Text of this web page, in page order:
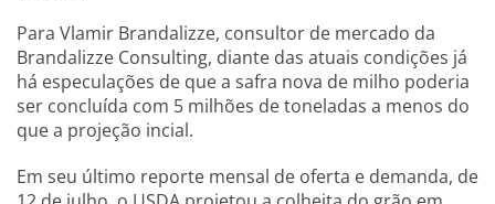
Para Vlamir Brandalizze, consultor de mercado da
Brandalizze Consulting, diante das atuais condições já
há especulações de que a safra nova de milho poderia
ser concluída com 5 milhões de toneladas a menos do
que a projeção incial.
Em seu último reporte mensal de oferta e demanda, de